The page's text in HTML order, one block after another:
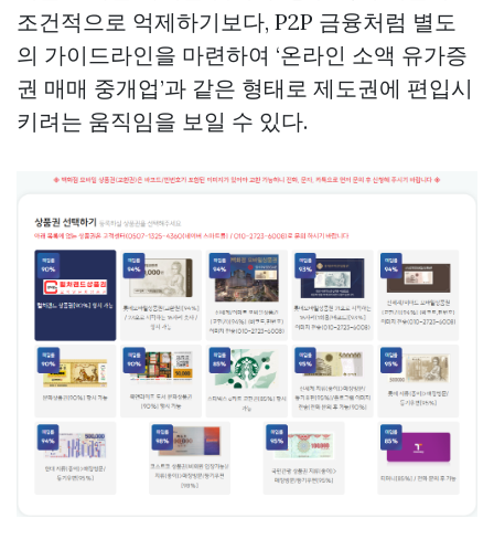
조건적으로 억제하기보다, P2P 금융처럼 별도
의 가이드라인을 마련하여 ‘온라인 소액 유가증
권 매매 중개업’과 같은 형태로 제도권에 편입시
키려는 움직임을 보일 수 있다.